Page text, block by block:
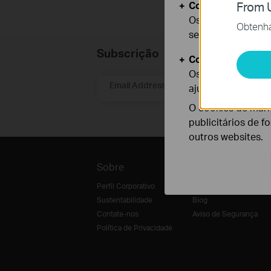
Subscrição
Email Address
Sobre
Perfil Corporativo
Sustentabilidade
Contate-nos
Política de Privacidade
Blog
Aviso de Segurança
From
Cookies Básicos
Os cookies são
seus sistemas.
Cookies de
Os cookies de
ajustar a
O cookies de
publicitários de
outros websites.